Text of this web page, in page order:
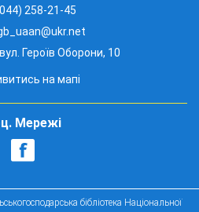
258-21-45
Героїв Оборони, 10
на мапі
Мережі
бібліотека Національної